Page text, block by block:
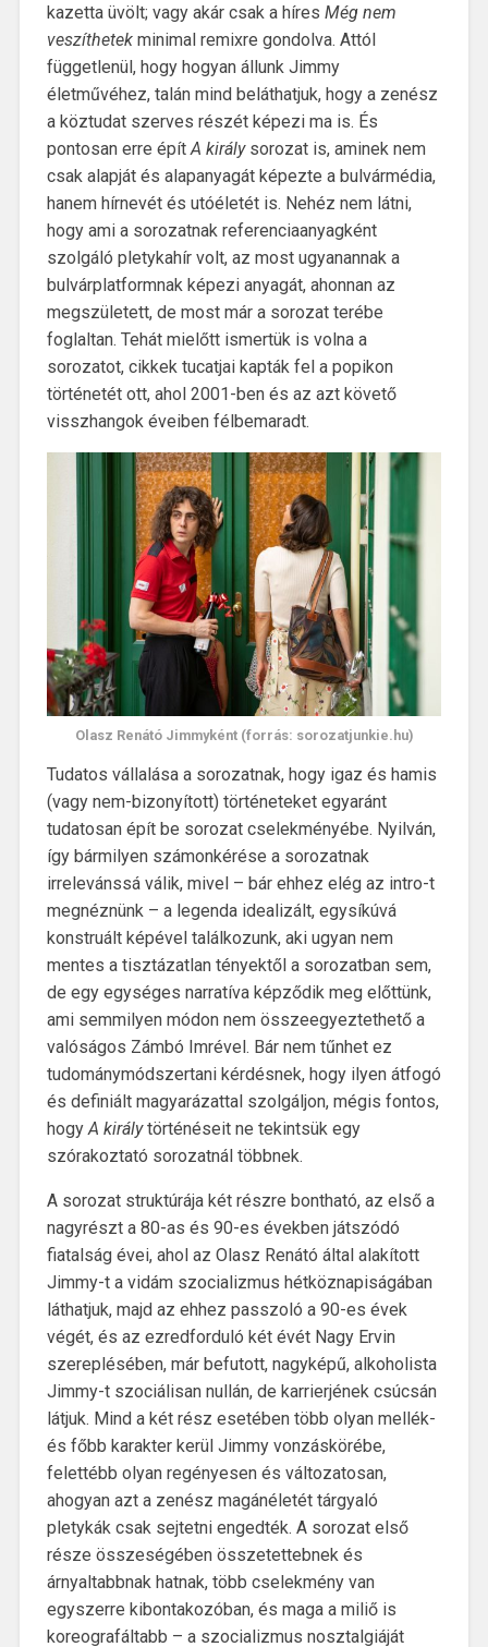
kazetta üvölt; vagy akár csak a híres Még nem
veszíthetekminimal remixre gondolva. Attól
függetlenül, hogy hogyan állunk Jimmy
életművéhez, talán mind beláthatjuk, hogy a zenész
a köztudat szerves részét képezi ma is. És
pontosan erre építA király sorozat is, aminek nem
csak alapját és alapanyagát képezte a bulvármédia,
hanem hírnevét és utóéletét is. Nehéz nem látni,
hogy ami a sorozatnak referenciaanyagként
szolgáló pletykahír volt, az most ugyanannak a
bulvárplatformnak képezi anyagát, ahonnan az
megszületett, de most már a sorozat terébe
foglaltan. Tehát mielőtt ismertük is volna a
sorozatot, cikkek tucatjai kapták fel a popikon
történetét ott, ahol 2001-ben és az azt követő
visszhangok éveiben félbemaradt.
Olasz Renátó Jimmyként (forrás: sorozatjunkie.hu)
Tudatos vállalása a sorozatnak, hogy igaz és hamis
(vagy nem-bizonyított) történeteket egyaránt
tudatosan épít be sorozat cselekményébe. Nyilván,
így bármilyen számonkérése a sorozatnak
irrelevánssá válik, mivel – bár ehhez elég az intro-t
megnéznünk – a legenda idealizált, egysíkúvá
konstruált képével találkozunk, aki ugyan nem
mentes a tisztázatlan tényektől a sorozatban sem,
de egy egységes narratíva képződik meg előttünk,
ami semmilyen módon nem összeegyeztethető a
valóságos Zámbó Imrével. Bár nem tűnhet ez
tudománymódszertani kérdésnek, hogy ilyen átfogó
és definiált magyarázattal szolgáljon, mégis fontos,
hogyA királytörténéseit ne tekintsük egy
szórakoztató sorozatnál többnek.
A sorozat struktúrája két részre bontható, az első a
nagyrészt a 80-as és 90-es években játszódó
fiatalság évei, ahol az Olasz Renátó által alakított
Jimmy-t a vidám szocializmus hétköznapiságában
láthatjuk, majd az ehhez passzoló a 90-es évek
végét, és az ezredforduló két évét Nagy Ervin
szereplésében, már befutott, nagyképű, alkoholista
Jimmy-t szociálisan nullán, de karrierjének csúcsán
látjuk. Mind a két rész esetében több olyan mellék-
és főbb karakter kerül Jimmy vonzáskörébe,
felettébb olyan regényesen és változatosan,
ahogyan azt a zenész magánéletét tárgyaló
pletykák csak sejtetni engedték. A sorozat első
része összeségében összetettebnek és
árnyaltabbnak hatnak, több cselekmény van
egyszerre kibontakozóban, és maga a miliő is
koreografáltabb – a szocializmus nosztalgiáját